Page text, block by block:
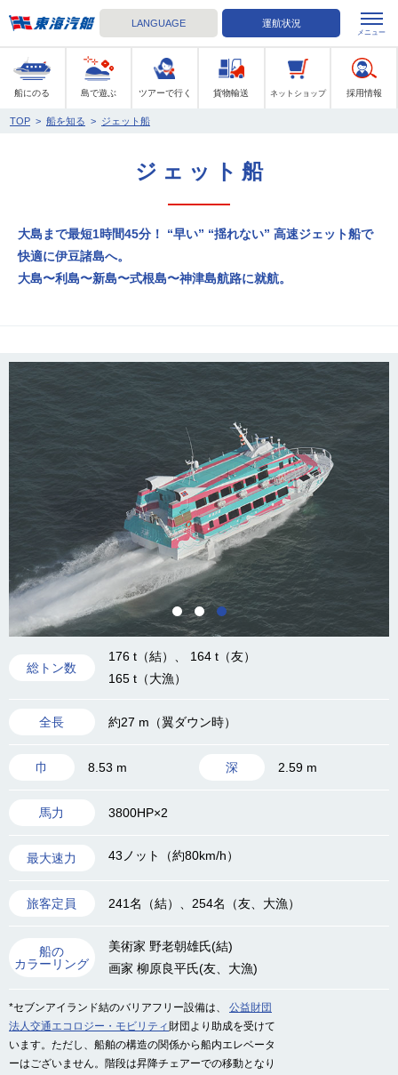
各船のバリアフリー設備やおからだの不自由なかたの予約
LANGUAGE 運航状況
船にのる 島で遊ぶ ツアーで行く 貨物輸送 ネットショップ 採用情報
メニュー
TOP > 船を知る > ジェット船
ジェット船
大島まで最短1時間45分！ “早い” “揺れない” 高速ジェット船で
快適に伊豆諸島へ。
大島〜利島〜新島〜式根島〜神津島航路に就航。
総トン数
176 t（結）、 164 t（友）
165 t（大漁）
全長 約27 m（翼ダウン時）
巾 8.53 m 深 2.59 m
馬力 3800HP×2
最大速力 43ノット（約80km/h）
旅客定員 241名（結）、254名（友、大漁）
船の
カラーリング
美術家 野老朝雄氏(結)
画家 柳原良平氏(友、大漁)
*セブンアイランド結のバリアフリー設備は、 公益財団
法人交通エコロジー・モビリティ財団より助成を受けて
います。ただし、船舶の構造の関係から船内エレベータ
ーはございません。階段は昇降チェアーでの移動となり